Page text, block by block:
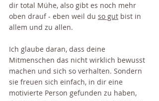
dir total Mühe, also gibt es noch mehr
oben drauf - eben weil du so gut bist in
allem und zu allen.
Ich glaube daran, dass deine
Mitmenschen das nicht wirklich bewusst
machen und sich so verhalten. Sondern
sie freuen sich einfach, in dir eine
motivierte Person gefunden zu haben,